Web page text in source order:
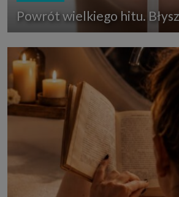
Powrót wielkiego hitu.